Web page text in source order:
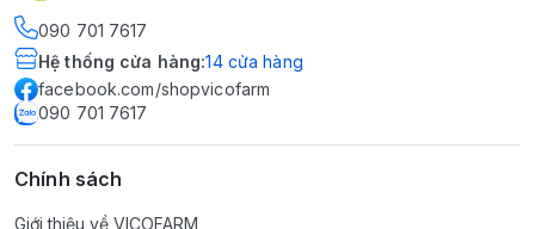
090 701 7617
Hệ thống cửa hàng:14 cửa hàng
facebook.com/shopvicofarm
090 701 7617
Chính sách
Giới thiệu về VICOFARM